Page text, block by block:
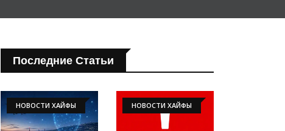
Последние Статьи
НОВОСТИ ХАЙФЫ НОВОСТИ ХАЙФЫ